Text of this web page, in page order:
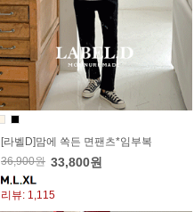
[라벨D]맘에 쏙든 면팬츠*임부복
36,900원 33,800원
리뷰: 1,115